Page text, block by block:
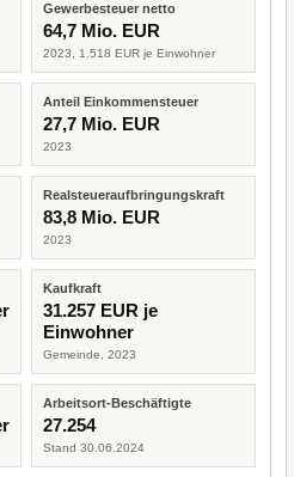
Gewerbesteuer netto
64,7 Mio. EUR
2023, 1.518 EUR je Einwohner
Anteil Einkommensteuer
27,7 Mio. EUR
2023
Realsteueraufbringungskraft
83,8 Mio. EUR
2023
Kaufkraft
31.257 EUR je
Einwohner
Gemeinde, 2023
Arbeitsort-Beschäftigte
27.254
Stand 30.06.2024